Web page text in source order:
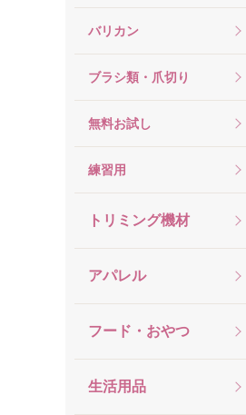
バリカン
ブラシ類・爪切り
無料お試し
練習用
トリミング機材
アパレル
フード・おやつ
生活用品